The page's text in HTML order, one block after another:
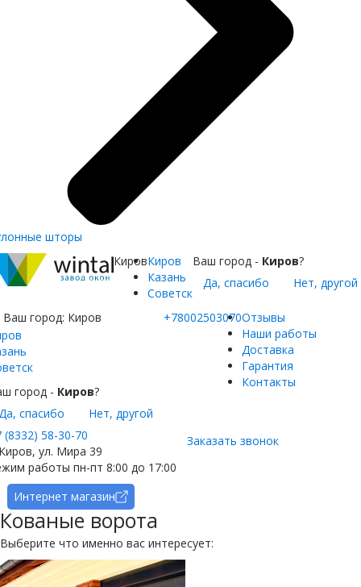
шторы
КировКиров
Казань
Советск
Ваш город - Киров?
Да, спасибо
Нет, другой
Ваш город: Киров
город - Киров?
спасибо
Нет, другой
+78002503070Отзывы
Наши работы
Доставка
Гарантия
Контакты
(8332) 58-30-70
ул. Мира 39
работы пн-пт 8:00 до 17:00
Интернет магазин
Заказать звонок
Кованые ворота
Выберите что именно вас интересует: